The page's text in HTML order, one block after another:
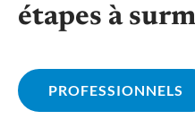
étapes à
PROFESSIONNELS